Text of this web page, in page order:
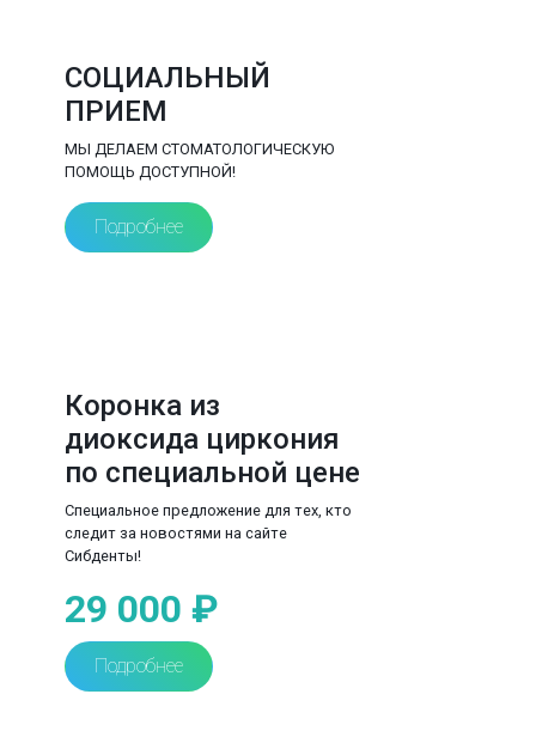
СОЦИАЛЬНЫЙ
ПРИЕМ
МЫ ДЕЛАЕМ СТОМАТОЛОГИЧЕСКУЮ
ПОМОЩЬ ДОСТУПНОЙ!
Подробнее
Коронка из
диоксида циркония
по специальной цене
Специальное предложение для тех, кто
следит за новостями на сайте
Сибденты!
29 000 ₽
Подробнее